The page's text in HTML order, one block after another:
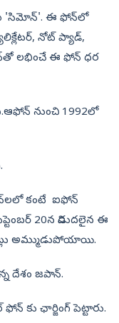
'సిమోన్‌'. ఈ ఫోన్‌లో
నోట్‌ ప్యాడ్‌,
లభించే ఈ ఫోన్‌ ధర
నుంచి 1992లో
కంటే ఐఫోన్‌
20న విడుదలైన ఈ
అమ్ముడుపోయాయి.
దేశం జపాన్‌.
కు ఛార్జింగ్‌ పెట్టారు.